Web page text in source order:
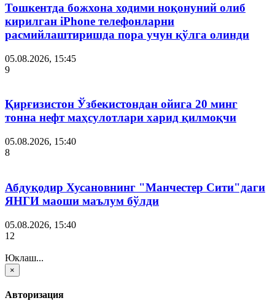
Тошкентда божхона ходими ноқонуний олиб
кирилган iPhone телефонларни
расмийлаштиришда пора учун қўлга олинди
05.08.2026, 15:45
9
Қирғизистон Ўзбекистондан ойига 20 минг
тонна нефт маҳсулотлари харид қилмоқчи
05.08.2026, 15:40
8
Абдуқодир Хусановнинг "Манчестер Сити"даги
ЯНГИ маоши маълум бўлди
05.08.2026, 15:40
12
Юклаш...
×
Авторизация